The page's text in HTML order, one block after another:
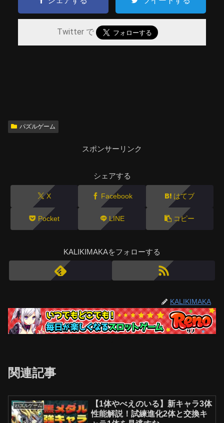
Twitter で
パズルゲーム
スポンサーリンク
シェアする
X Facebook はてブ
Pocket LINE コピー
KALIKIMAKAをフォローする
KALIKIMAKA
関連記事
パズルゲーム
【1体やべえのいる】新キャラ3体
性能解説！試練進化2体と交換キ